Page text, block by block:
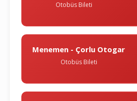
Otobüs Bileti
Menemen - Çorlu Otogar
Otobüs Bileti